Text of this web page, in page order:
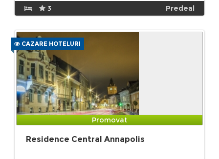
3 Predeal
CAZARE HOTELURI
Promovat
Residence Central Annapolis